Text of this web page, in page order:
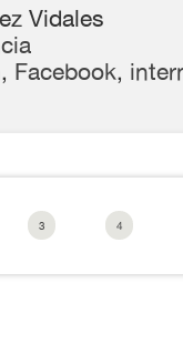
Vidales
, Facebook,
3 4